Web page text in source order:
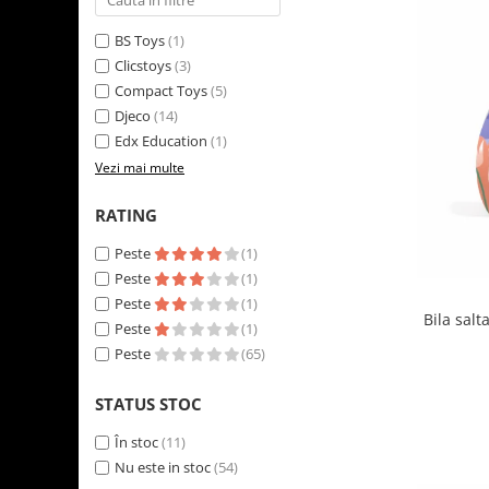
LEGO Creator Expert
LEGO Architecture
LEGO Ideas
LEGO Speed Champions
BS Toys(1)
Clicstoys(3)
Compact Toys(5)
Djeco (14)
Edx Education (1)
Vezi mai multe
RATING
Peste
(1)
Peste
(1)
Peste
(1)
Peste
(1)
Peste
(65)
STATUS STOC
În stoc(11)
Nu este in stoc(54)
Bila